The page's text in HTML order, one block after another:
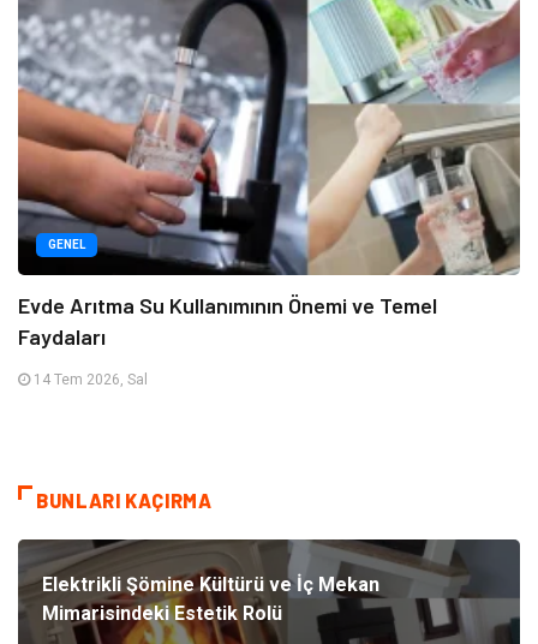
GENEL
Evde Arıtma Su Kullanımının Önemi ve Temel
Faydaları
14 Tem 2026, Sal
BUNLARI KAÇIRMA
Elektrikli Şömine Kültürü ve İç Mekan
Mimarisindeki Estetik Rolü